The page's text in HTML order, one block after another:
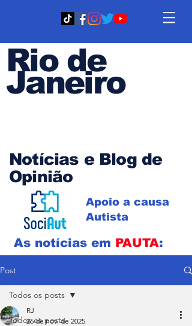
Rio de
Janeiro
Notícias e Blog de
Opinião
Apoio a causa
Autista
As notícias em PAUTA:
Post
Todos os posts
Todos os posts
RJ
26 de nov. de 2025